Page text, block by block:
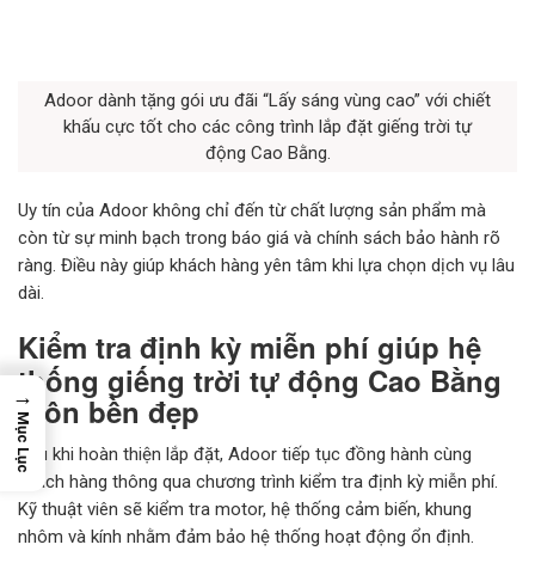
Adoor dành tặng gói ưu đãi “Lấy sáng vùng cao” với chiết
khấu cực tốt cho các công trình lắp đặt giếng trời tự
động Cao Bằng.
Uy tín của Adoor không chỉ đến từ chất lượng sản phẩm mà
còn từ sự minh bạch trong báo giá và chính sách bảo hành rõ
ràng. Điều này giúp khách hàng yên tâm khi lựa chọn dịch vụ lâu
dài.
Kiểm tra định kỳ miễn phí giúp hệ
thống giếng trời tự động Cao Bằng
luôn bền đẹp
Sau khi hoàn thiện lắp đặt, Adoor tiếp tục đồng hành cùng
khách hàng thông qua chương trình kiểm tra định kỳ miễn phí.
Kỹ thuật viên sẽ kiểm tra motor, hệ thống cảm biến, khung
nhôm và kính nhằm đảm bảo hệ thống hoạt động ổn định.
→
Mục Lục